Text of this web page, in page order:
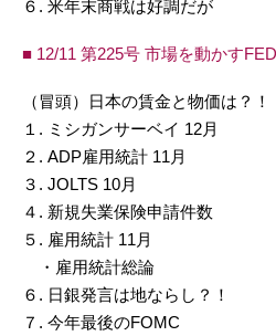
６. 米年末商戦は好調だが
■ 12/11 第225号 市場を動かす
（冒頭）日本の賃金と物価は？！
１. ミシガンサーベイ 12月
２. ADP雇用統計 11月
３. JOLTS 10月
４. 新規失業保険申請件数
５. 雇用統計 11月
・雇用統計総論
６. 日銀発言は地ならし？！
７. 今年最後のFOMC